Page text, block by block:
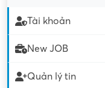
Tài khoản
New JOB
Quản lý tin